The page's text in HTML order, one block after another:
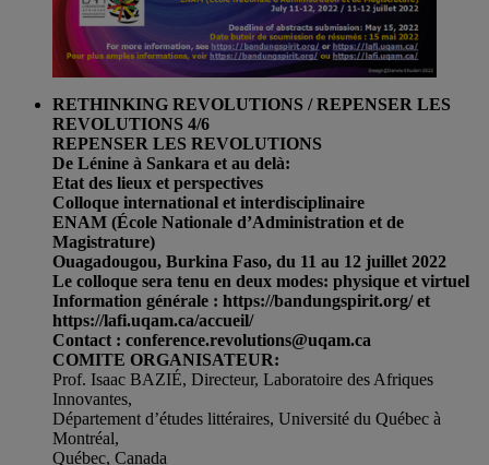
RETHINKING REVOLUTIONS / REPENSER LES
REVOLUTIONS 4/6
REPENSER LES REVOLUTIONS
De Lénine à Sankara et au delà:
Etat des lieux et perspectives
Colloque international et interdisciplinaire
ENAM (École Nationale d’Administration et de
Magistrature)
Ouagadougou, Burkina Faso, du 11 au 12 juillet 2022
Le colloque sera tenu en deux modes: physique et virtuel
Information générale : https://bandungspirit.org/ et
https://lafi.uqam.ca/accueil/
Contact : conference.revolutions@uqam.ca
COMITE ORGANISATEUR:
Prof. Isaac BAZIÉ, Directeur, Laboratoire des Afriques
Innovantes,
Département d’études littéraires, Université du Québec à
Montréal,
Québec, Canada